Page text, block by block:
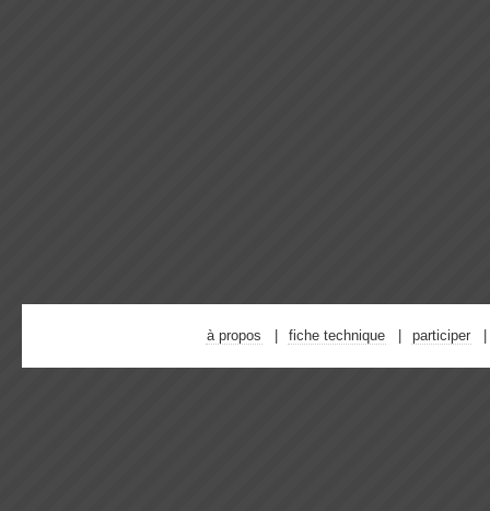
à propos fiche technique participer